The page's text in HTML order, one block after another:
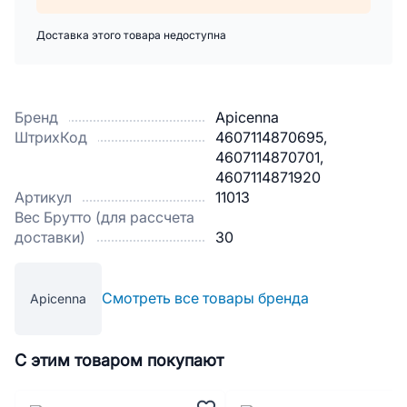
Бренд
Apicenna
ШтрихКод
4607114870695,
4607114870701,
4607114871920
Артикул
11013
Вес Брутто (для рассчета
доставки)
30
Apicenna Смотреть все товары бренда
Доставка этого товара недоступна
С этим товаром покупают